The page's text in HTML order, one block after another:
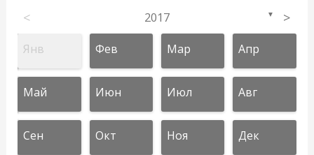
< 2017 ▼ >
Янв Фев Мар Апр
Май Июн Июл Авг
Сен Окт Ноя Дек